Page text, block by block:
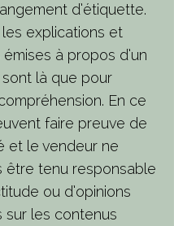
d’étiquette.
les explications et
à propos d’un
là que pour
En ce
faire preuve de
et le vendeur ne
être tenu responsable
ou d’opinions
sur les contenus